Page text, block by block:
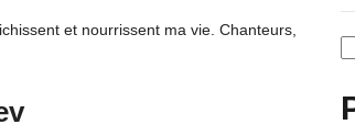
et nourrissent ma vie. Chanteurs,